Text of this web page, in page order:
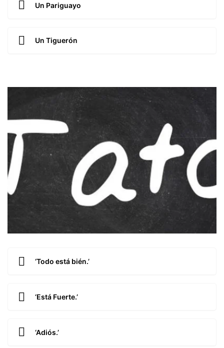
Un Pariguayo
Un Tiguerón
‘Todo está bién.’
‘Está Fuerte.’
‘Adiós.’